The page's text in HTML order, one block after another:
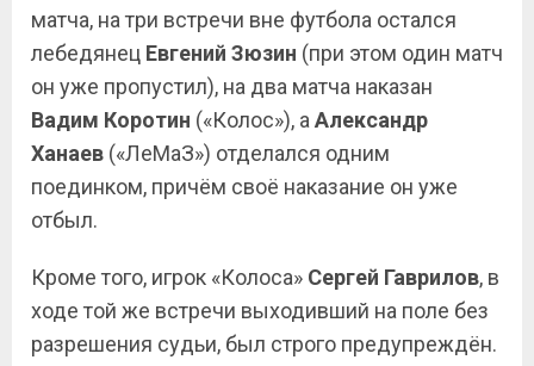
матча, на три встречи вне футбола остался
лебедянец Евгений Зюзин (при этом один матч
он уже пропустил), на два матча наказан
Вадим Коротин («Колос»), а Александр
Ханаев («ЛеМаЗ») отделался одним
поединком, причём своё наказание он уже
отбыл.
Кроме того, игрок «Колоса» Сергей Гаврилов, в
ходе той же встречи выходивший на поле без
разрешения судьи, был строго предупреждён.